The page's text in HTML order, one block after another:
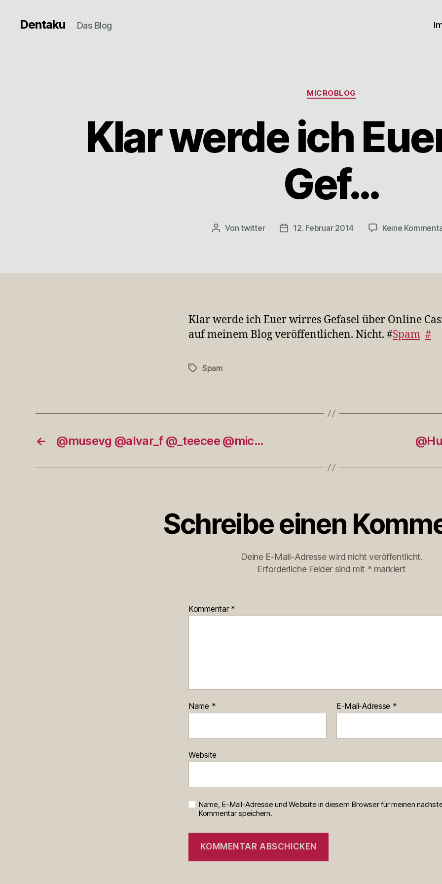
Dentaku Das Blog
Kategorien
MICROBLOG
Klar werde ich
Gef…
Beitragsautor
Vontwitter Veröffentlichungsdatum
12. Februar 2014 Keine
Klar werde ich Euer wirres Gefasel über Online
auf meinem Blog veröffentlichen. Nicht. #Spam #
Schlagwörter
Spam
← @musevg @alvar_f @_teecee @mic…
Schreibe einen
Deine E-Mail-Adresse wird nicht veröffentlicht.
Erforderliche Felder sind mit * markiert
Kommentar *
Name * E-Mail-Adresse *
Website
Name, E-Mail-Adresse und Website in diesem Browser für meinen
Kommentar speichern.